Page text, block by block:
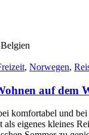
Belgien
, Norwegen,
auf dem
komfortabel und bei
eigenes kleines